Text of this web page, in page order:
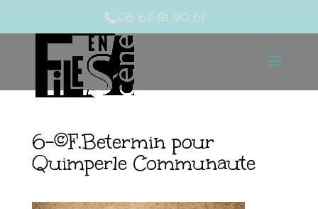
06 62 81 90 61
6-©F.Betermin pour
Quimperle Communaute